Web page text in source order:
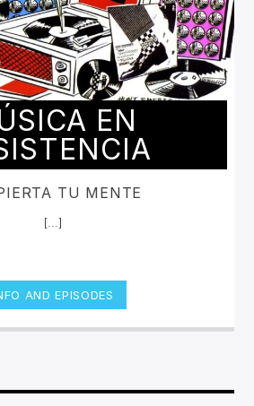
EN
TU MENTE
[...]
AND EPISODES